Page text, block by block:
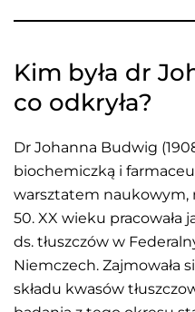
Kim była dr
co odkryła?
Dr Johanna Budwig
biochemiczką i
warsztatem naukowym,
50. XX wieku pracowała
ds. tłuszczów w
Niemczech. Zajmowała
składu kwasów